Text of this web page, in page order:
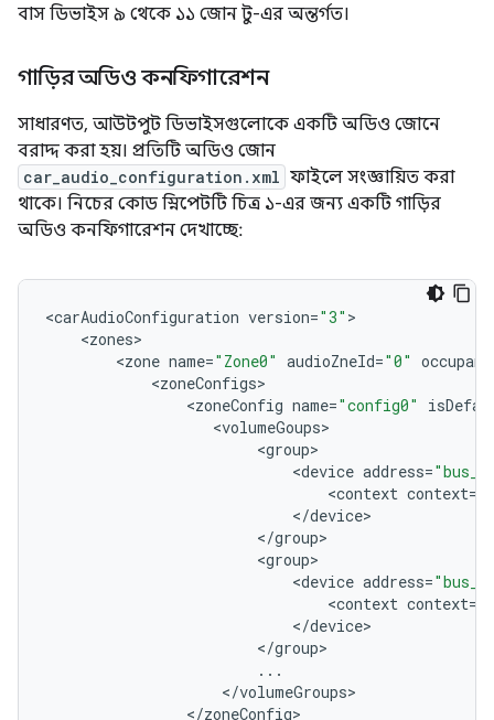
বাস ডিভাইস ৯ থেকে ১১ জোন টু-এর অন্তর্গত।
গাড়ির অডিও কনফিগারেশন
সাধারণত, আউটপুট ডিভাইসগুলোকে একটি অডিও জোনে
বরাদ্দ করা হয়। প্রতিটি অডিও জোন
car_audio_configuration.xml ফাইলে সংজ্ঞায়িত করা
থাকে। নিচের কোড স্নিপেটটি চিত্র ১-এর জন্য একটি গাড়ির
অডিও কনফিগারেশন দেখাচ্ছে:
<carAudioConfiguration version="3"
<zones
<zone name="Zone0" audioZneId="0"
<zoneConfigs
<zoneConfig name="config0"
<volumeGoups
<group
<device address=
<context context=
</device
</group
<group
<device address=
<context context=
</device
</group
...
</volumeGroups
</zoneConfig